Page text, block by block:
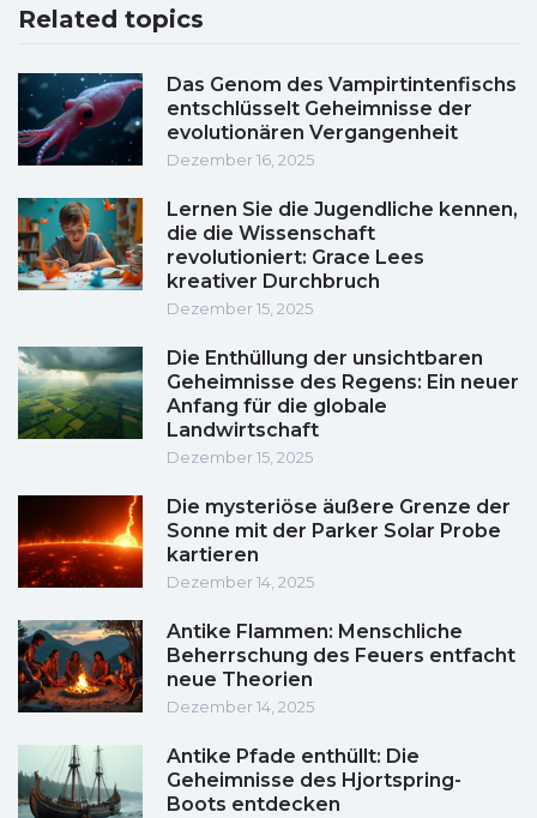
Related topics
Das Genom des Vampirtintenfischs
entschlüsselt Geheimnisse der
evolutionären Vergangenheit
Dezember 16, 2025
Lernen Sie die Jugendliche kennen,
die die Wissenschaft
revolutioniert: Grace Lees
kreativer Durchbruch
Dezember 15, 2025
Die Enthüllung der unsichtbaren
Geheimnisse des Regens: Ein neuer
Anfang für die globale
Landwirtschaft
Dezember 15, 2025
Die mysteriöse äußere Grenze der
Sonne mit der Parker Solar Probe
kartieren
Dezember 14, 2025
Antike Flammen: Menschliche
Beherrschung des Feuers entfacht
neue Theorien
Dezember 14, 2025
Antike Pfade enthüllt: Die
Geheimnisse des Hjortspring-
Boots entdecken